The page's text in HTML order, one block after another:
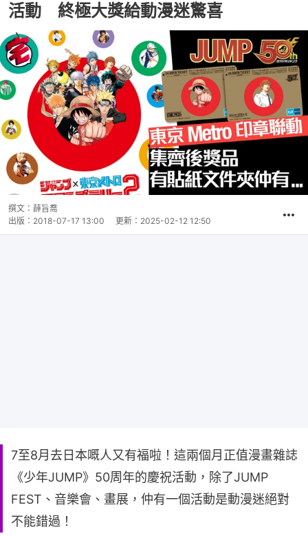
活動 終極大獎給動漫迷驚喜
撰文： 薛旨喬
出版： 2018-07-17 13:00 更新： 2025-02-12 12:50
7至8月去日本嘅人又有福啦！這兩個月正值漫畫雜誌
《少年JUMP》50周年的慶祝活動，除了JUMP
FEST、音樂會、畫展，仲有一個活動是動漫迷絕對
不能錯過！